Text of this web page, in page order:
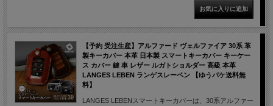
【予約 受注生産】アルファード ヴェルファイア 30系 革
製キーカバー 本革 日本製 スマートキーカバー キーケー
ス カバー 鍵 車 レザー ルガトショルダー 高級 本革
LANGES LEBEN ランゲスレーベン 【ゆうパケ送料無
料】
LANGES LEBENスマートキーカバーは、30系アルファー